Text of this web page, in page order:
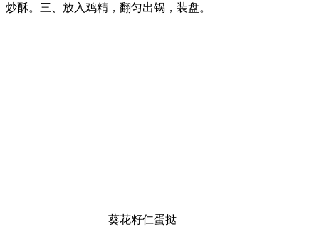
炒酥。三、放入鸡精，翻匀出锅，装盘。
葵花籽仁蛋挞